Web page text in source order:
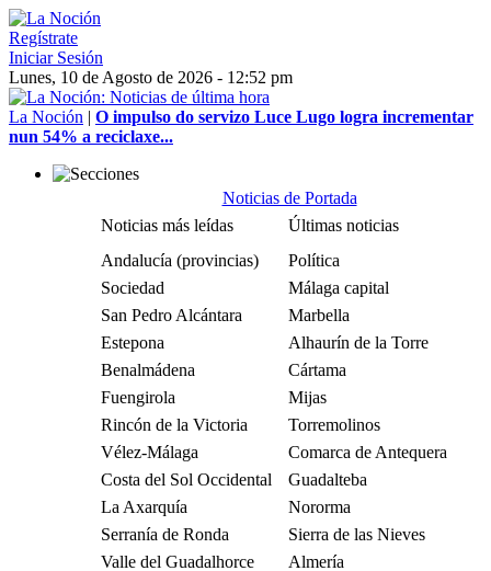
Regístrate
Iniciar Sesión
Lunes, 10 de Agosto de 2026 - 12:52 pm
La Noción | O impulso do servizo Luce Lugo logra incrementar
nun 54% a reciclaxe...
Noticias de Portada
Noticias más leídas
Últimas noticias
Andalucía (provincias)
Política
Sociedad
Málaga capital
San Pedro Alcántara
Marbella
Estepona
Alhaurín de la Torre
Benalmádena
Cártama
Fuengirola
Mijas
Rincón de la Victoria
Torremolinos
Vélez-Málaga
Comarca de Antequera
Costa del Sol Occidental
Guadalteba
La Axarquía
Nororma
Serranía de Ronda
Sierra de las Nieves
Valle del Guadalhorce
Almería